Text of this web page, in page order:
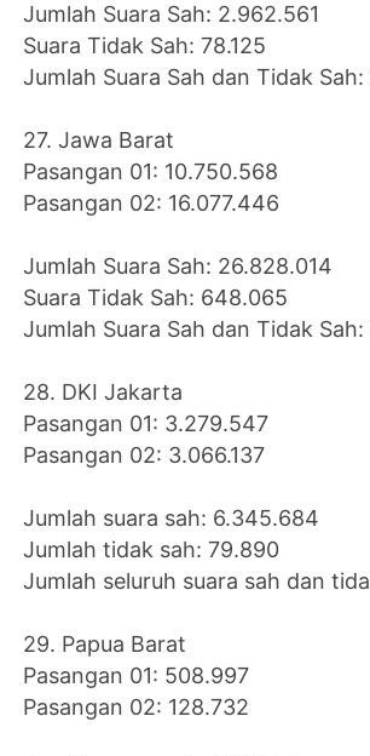
Jumlah Suara Sah: 2.962.561
Suara Tidak Sah: 78.125
Jumlah Suara Sah dan Tidak
27. Jawa Barat
Pasangan 01: 10.750.568
Pasangan 02: 16.077.446
Jumlah Suara Sah: 26.828.014
Suara Tidak Sah: 648.065
Jumlah Suara Sah dan Tidak
28. DKI Jakarta
Pasangan 01: 3.279.547
Pasangan 02: 3.066.137
Jumlah suara sah: 6.345.684
Jumlah tidak sah: 79.890
Jumlah seluruh suara sah dan
29. Papua Barat
Pasangan 01: 508.997
Pasangan 02: 128.732